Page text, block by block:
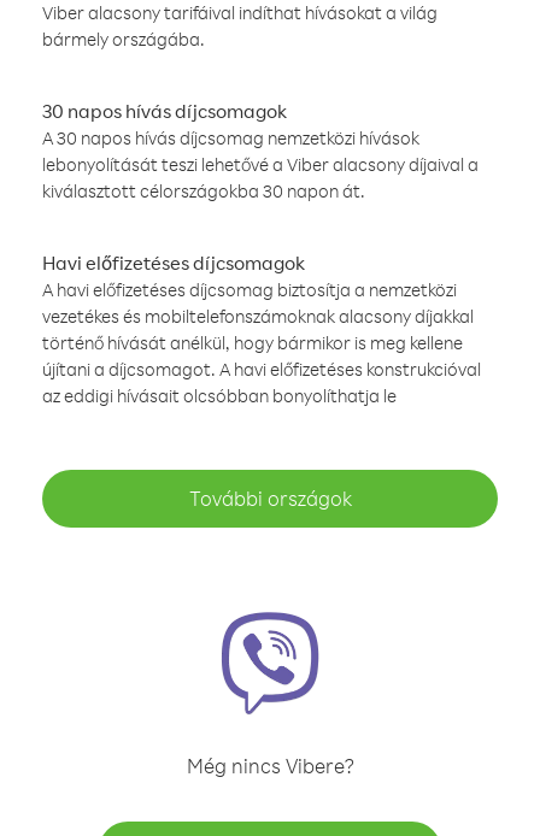
Viber alacsony tarifáival indíthat hívásokat a világ
bármely országába.
30 napos hívás díjcsomagok
A 30 napos hívás díjcsomag nemzetközi hívások
lebonyolítását teszi lehetővé a Viber alacsony díjaival a
kiválasztott célországokba 30 napon át.
Havi előfizetéses díjcsomagok
A havi előfizetéses díjcsomag biztosítja a nemzetközi
vezetékes és mobiltelefonszámoknak alacsony díjakkal
történő hívását anélkül, hogy bármikor is meg kellene
újítani a díjcsomagot. A havi előfizetéses konstrukcióval
az eddigi hívásait olcsóbban bonyolíthatja le
További országok
Még nincs Vibere?